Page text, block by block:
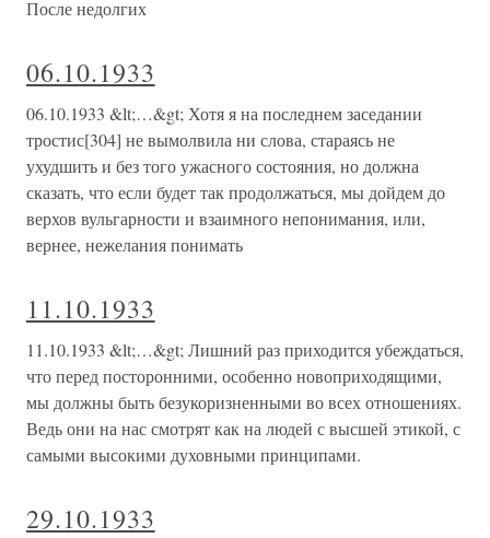
После недолгих
06.10.1933
06.10.1933 &lt;…&gt; Хотя я на последнем заседании
тростис[304] не вымолвила ни слова, стараясь не
ухудшить и без того ужасного состояния, но должна
сказать, что если будет так продолжаться, мы дойдем до
верхов вульгарности и взаимного непонимания, или,
вернее, нежелания понимать
11.10.1933
11.10.1933 &lt;…&gt; Лишний раз приходится убеждаться,
что перед посторонними, особенно новоприходящими,
мы должны быть безукоризненными во всех отношениях.
Ведь они на нас смотрят как на людей с высшей этикой, с
самыми высокими духовными принципами.
29.10.1933